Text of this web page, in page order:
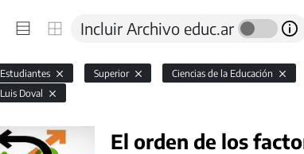
Incluir Archivo educ.ar
Estudiantes Superior Ciencias de la Educación
Luis Doval
El orden de los